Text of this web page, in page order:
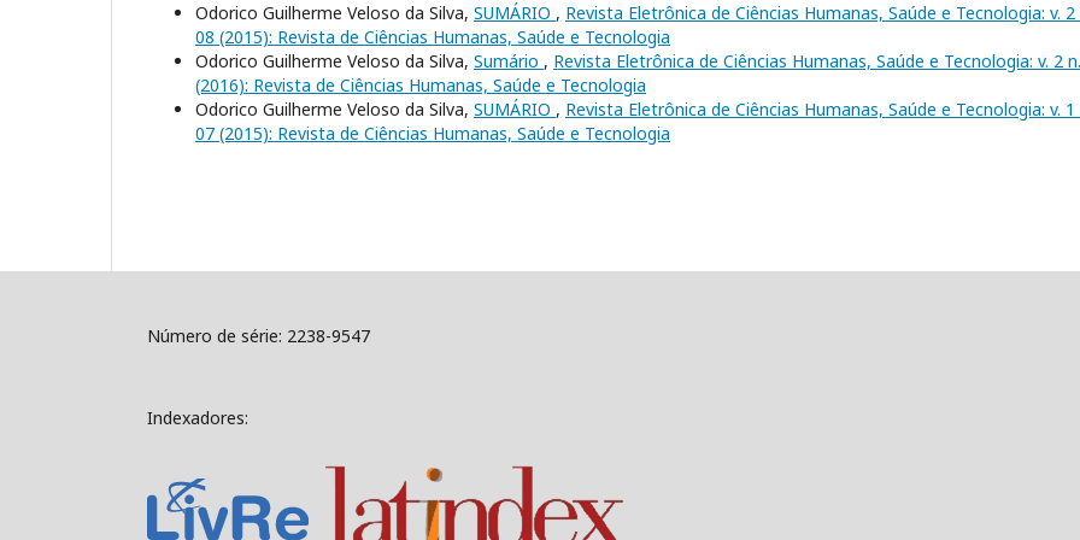
Odorico Guilherme Veloso da Silva, SUMÁRIO , Revista Eletrônica de Ciências Humanas, Saúde e Tecnologia: v. 2
08 (2015): Revista de Ciências Humanas, Saúde e Tecnologia
Odorico Guilherme Veloso da Silva, Sumário , Revista Eletrônica de Ciências Humanas, Saúde e Tecnologia: v. 2
(2016): Revista de Ciências Humanas, Saúde e Tecnologia
Odorico Guilherme Veloso da Silva, SUMÁRIO , Revista Eletrônica de Ciências Humanas, Saúde e Tecnologia: v. 1
07 (2015): Revista de Ciências Humanas, Saúde e Tecnologia
Número de série: 2238-9547
Indexadores: